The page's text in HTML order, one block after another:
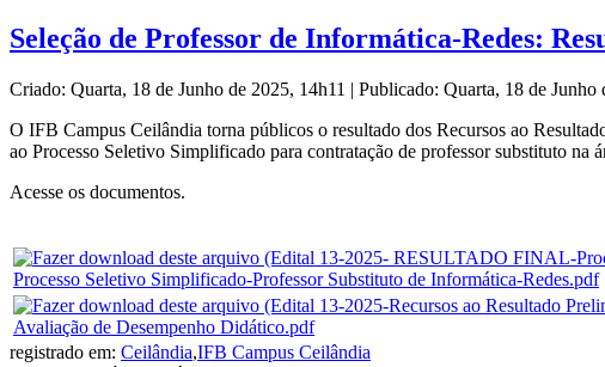
Seleção de Professor de Informática-Redes:
Criado: Quarta, 18 de Junho de 2025, 14h11 | Publicado: Quarta, 18 de Junho
O IFB Campus Ceilândia torna públicos o resultado dos Recursos ao
ao Processo Seletivo Simplificado para contratação de professor substituto na
Acesse os documentos.
Processo Seletivo Simplificado-Professor Substituto de Informática-Redes.pdf
Avaliação de Desempenho Didático.pdf
registrado em: Ceilândia,IFB Campus Ceilândia